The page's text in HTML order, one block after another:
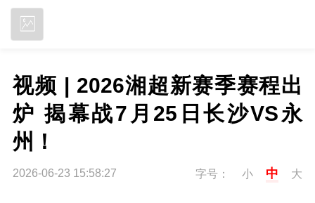
视频 | 2026湘超新赛季赛程出
炉 揭幕战7月25日长沙VS永
州！
2026-06-23 15:58:27 字号： 小 中 大